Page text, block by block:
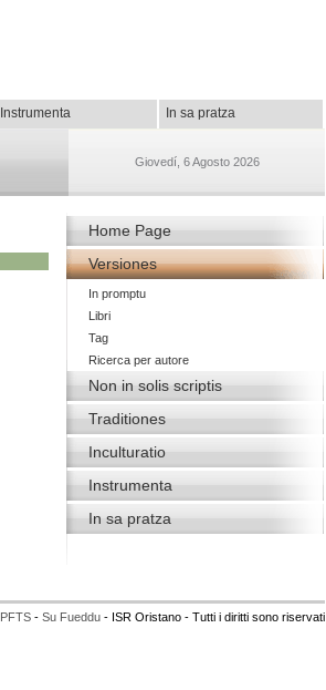
Instrumenta In sa pratza
Giovedí, 6 Agosto 2026
Home Page
Versiones
In promptu
Libri
Tag
Ricerca per autore
Non in solis scriptis
Traditiones
Inculturatio
Instrumenta
In sa pratza
PFTS - Su Fueddu - ISR Oristano - Tutti i diritti sono riservati